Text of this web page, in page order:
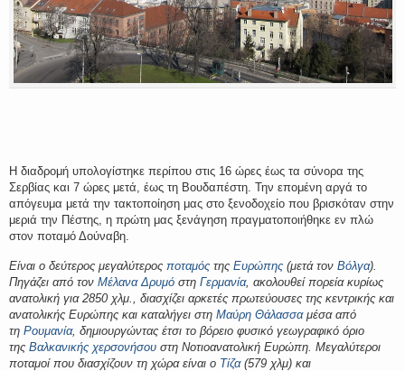
Η διαδρομή υπολογίστηκε περίπου στις 16 ώρες έως τα σύνορα της
Σερβίας και 7 ώρες μετά, έως τη Βουδαπέστη. Την επoμένη αργά το
απόγευμα μετά την τακτοποίηση μας στο ξενοδοχείο που βρισκόταν στην
μεριά την Πέστης, η πρώτη μας ξενάγηση πραγματοποιήθηκε εν πλώ
στον ποταμό Δούναβη.
Είναι ο δεύτερος μεγαλύτερος ποταμός της Ευρώπης (μετά τον Βόλγα).
Πηγάζει από τον Μέλανα Δρυμό στη Γερμανία, ακολουθεί πορεία κυρίως
ανατολική για 2850 χλμ., διασχίζει αρκετές πρωτεύουσες της κεντρικής και
ανατολικής Ευρώπης και καταλήγει στη Μαύρη Θάλασσαμέσα από
τη Ρουμανία, δημιουργώντας έτσι το βόρειο φυσικό γεωγραφικό όριο
της Βαλκανικής χερσονήσου στη Νοτιοανατολική Ευρώπη. Μεγαλύτεροι
ποταμοί που διασχίζουν τη χώρα είναι ο Τίζα(579 χλμ) και